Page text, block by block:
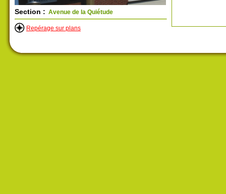
Section : Avenue de la Quiétude
Repérage sur plans